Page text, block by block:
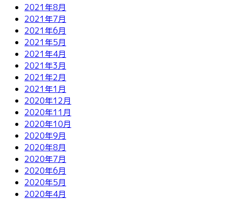
2021年8月
2021年7月
2021年6月
2021年5月
2021年4月
2021年3月
2021年2月
2021年1月
2020年12月
2020年11月
2020年10月
2020年9月
2020年8月
2020年7月
2020年6月
2020年5月
2020年4月